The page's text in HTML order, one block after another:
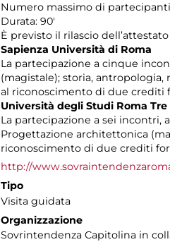
Numero massimo di
Durata: 90'
È previsto il rilascio
Sapienza Università di Roma
La partecipazione a cinque
(magistale); storia, antropologia,
al riconoscimento di due crediti
Università degli Studi Roma Tre
La partecipazione a sei incontri,
Progettazione architettonica
riconoscimento di due crediti
http://
Tipo
Visita guidata
Organizzazione
Sovrintendenza Capitolina in